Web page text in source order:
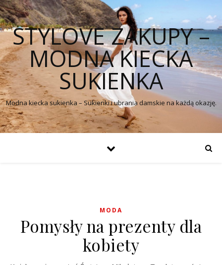
STYLOVE ZAKUPY –
MODNA KIECKA
SUKIENKA
Modna kiecka sukienka – Sukienki i ubrania damskie na każdą okazję.
MODA
Pomysły na prezenty dla
kobiety